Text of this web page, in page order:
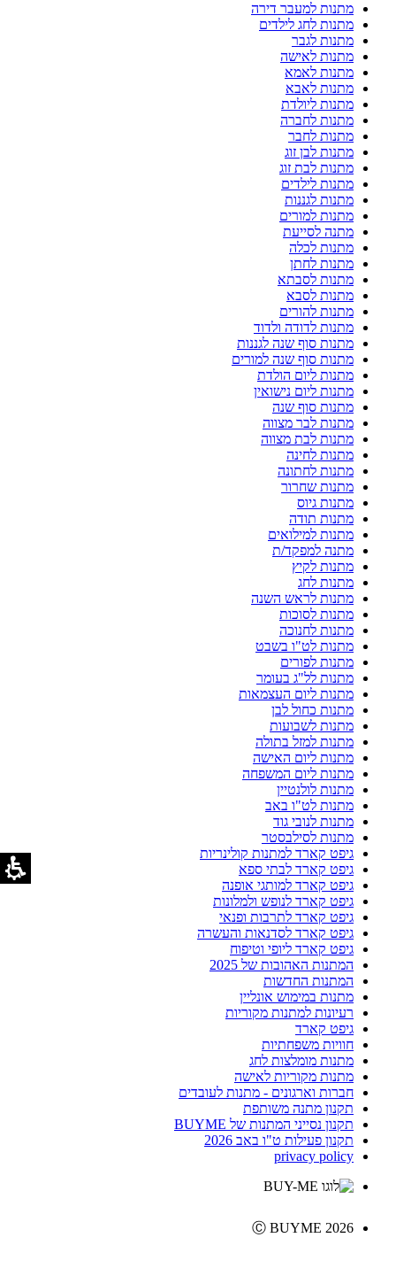
מתנות למעבר דירה
מתנות לחג לילדים
מתנות לגבר
מתנות לאישה
מתנות לאמא
מתנות לאבא
מתנות ליולדת
מתנות לחברה
מתנות לחבר
מתנות לבן זוג
מתנות לבת זוג
מתנות לילדים
מתנות לגננות
מתנות למורים
מתנה לסייעת
מתנות לכלה
מתנות לחתן
מתנות לסבתא
מתנות לסבא
מתנות להורים
מתנות לדודה ולדוד
מתנות סוף שנה לגננות
מתנות סוף שנה למורים
מתנות ליום הולדת
מתנות ליום נישואין
מתנות סוף שנה
מתנות לבר מצווה
מתנות לבת מצווה
מתנות לחינה
מתנות לחתונה
מתנות שחרור
מתנות גיוס
מתנות תודה
מתנות למילואים
מתנה למפקד/ת
מתנות לקיץ
מתנות לחג
מתנות לראש השנה
מתנות לסוכות
מתנות לחנוכה
מתנות לט"ו בשבט
מתנות לפורים
מתנות לל"ג בעומר
מתנות ליום העצמאות
מתנות כחול לבן
מתנות לשבועות
מתנות למזל בתולה
מתנות ליום האישה
מתנות ליום המשפחה
מתנות לולנטיין
מתנות לט"ו באב
מתנות לנובי גוד
מתנות לסילבסטר
גיפט קארד למתנות קולינריות
גיפט קארד לבתי ספא
גיפט קארד למותגי אופנה
גיפט קארד לנופש ולמלונות
גיפט קארד לתרבות ופנאי
גיפט קארד לסדנאות והעשרה
גיפט קארד ליופי וטיפוח
המתנות האהובות של 2025
המתנות החדשות
מתנות במימוש אונליין
רעיונות למתנות מקוריות
גיפט קארד
חוויות משפחתיות
מתנות מומלצות לחג
מתנות מקוריות לאישה
חברות וארגונים - מתנות לעובדים
תקנון מתנה משותפת
תקנון נסייני המתנות של BUYME
תקנון פעילות ט"ו באב 2026
privacy policy
Ⓒ BUYME 2026